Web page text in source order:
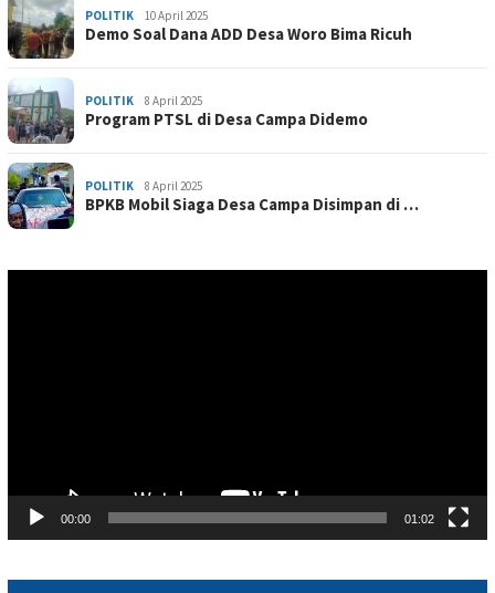
POLITIK 10 April 2025
Demo Soal Dana ADD Desa Woro Bima Ricuh
POLITIK 8 April 2025
Program PTSL di Desa Campa Didemo
POLITIK 8 April 2025
BPKB Mobil Siaga Desa Campa Disimpan di …
00:00 01:02